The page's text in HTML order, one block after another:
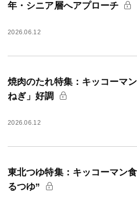
年・シニア層へアプローチ
2026.06.12
焼肉のたれ特集：キッコーマ
ねぎ」好調
2026.06.12
東北つゆ特集：キッコーマン
るつゆ”